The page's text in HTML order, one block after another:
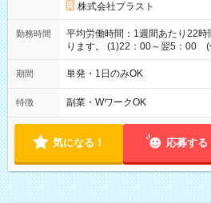
株式会社プラスト
勤務時間
平均労働時間：1週間あたり22
ります。 (1)22：00～翌5：00 (
00 (休憩あり) ３６協定提出済 平均労働時間：1週間あたり22
時間 勤務日数は最大週２回と
期間 単発・1日のみOK
特徴 副業・WワークOK
気になる！ 応募する